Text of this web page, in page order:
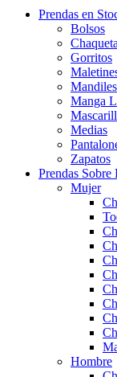
Prendas en
Bolsos
Gorritos
Mandiles
Manga
Medias
Zapatos
Prendas Sobre
Mujer
Hombre